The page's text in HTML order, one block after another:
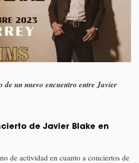
de un nuevo encuentro entre Javier
de Javier Blake en
de actividad en cuanto a conciertos de